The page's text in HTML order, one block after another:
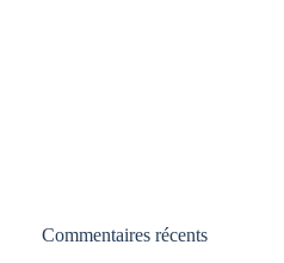
Commentaires récents